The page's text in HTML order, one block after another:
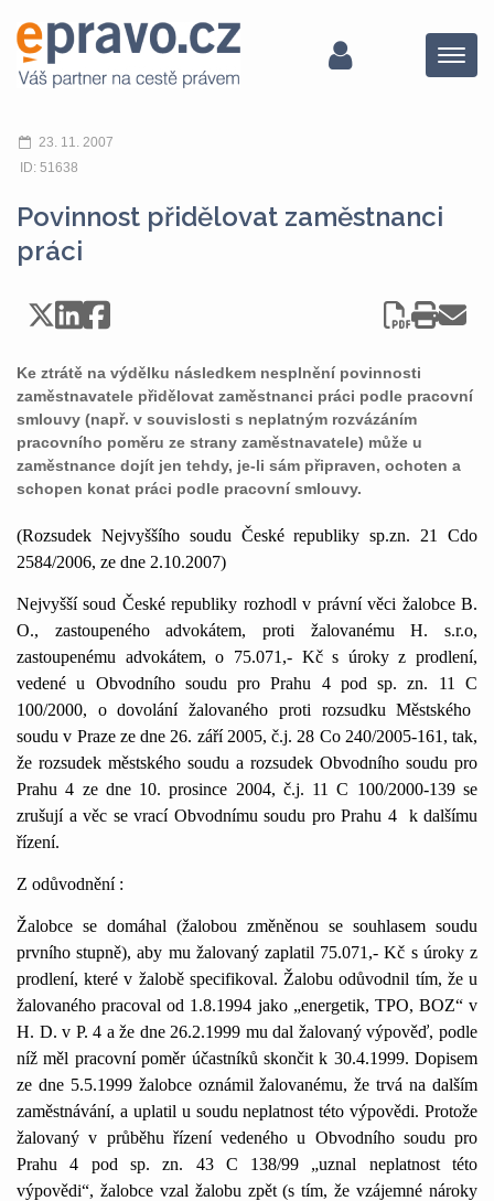
Menu
23. 11. 2007
ID: 51638
Povinnost přidělovat zaměstnanci
práci
Ke ztrátě na výdělku následkem nesplnění povinnosti
zaměstnavatele přidělovat zaměstnanci práci podle pracovní
smlouvy (např. v souvislosti s neplatným rozvázáním
pracovního poměru ze strany zaměstnavatele) může u
zaměstnance dojít jen tehdy, je-li sám připraven, ochoten a
schopen konat práci podle pracovní smlouvy.
(Rozsudek Nejvyššího soudu České republiky sp.zn. 21 Cdo
2584/2006, ze dne 2.10.2007)
Nejvyšší soud České republiky rozhodl v právní věci žalobce B.
O., zastoupeného advokátem, proti žalovanému H. s.r.o,
zastoupenému advokátem, o 75.071,- Kč s úroky z prodlení,
vedené u Obvodního soudu pro Prahu 4 pod sp. zn. 11 C
100/2000, o dovolání žalovaného proti rozsudku Městského
soudu v Praze ze dne 26. září 2005, č.j. 28 Co 240/2005-161, tak,
že rozsudek městského soudu a rozsudek Obvodního soudu pro
Prahu 4 ze dne 10. prosince 2004, č.j. 11 C 100/2000-139 se
zrušují a věc se vrací Obvodnímu soudu pro Prahu 4
k dalšímu
řízení.
Z odůvodnění :
Žalobce se domáhal (žalobou změněnou se souhlasem soudu
prvního stupně), aby mu žalovaný zaplatil 75.071,- Kč s úroky z
prodlení, které v žalobě specifikoval. Žalobu odůvodnil tím, že u
žalovaného pracoval od 1.8.1994 jako „energetik, TPO, BOZ“ v
H. D. v P.4 a že dne 26.2.1999 mu dal žalovaný výpověď, podle
níž měl pracovní poměr účastníků skončit k 30.4.1999. Dopisem
ze dne 5.5.1999 žalobce oznámil žalovanému, že trvá na dalším
zaměstnávání, a uplatil u soudu neplatnost této výpovědi. Protože
žalovaný v průběhu řízení vedeného u Obvodního soudu pro
Prahu 4 pod sp. zn. 43 C 138/99 „uznal neplatnost této
výpovědi“, žalobce vzal žalobu zpět (s tím, že vzájemné nároky